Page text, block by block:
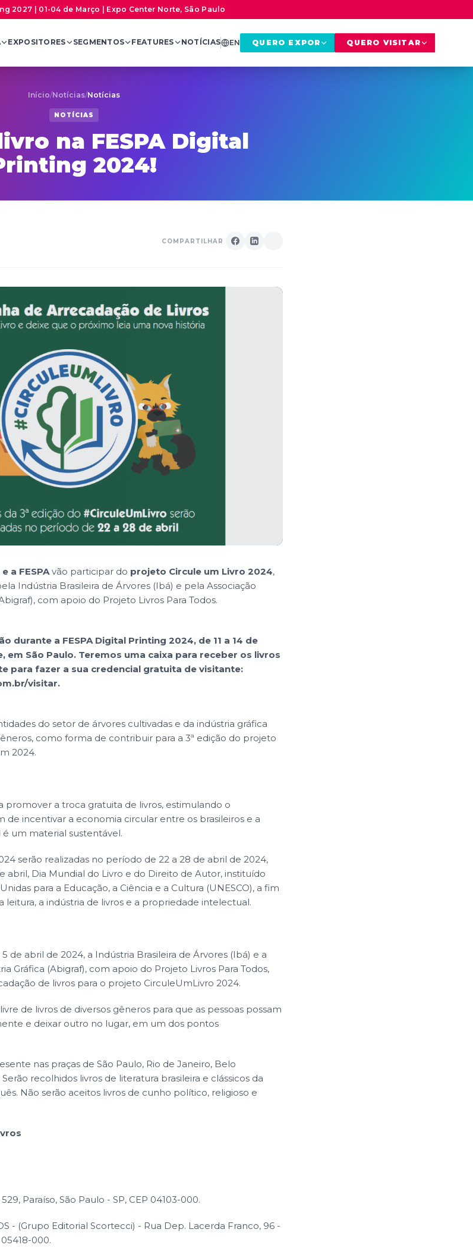
2027 | 01-04 de Março | Expo Center Norte, São Paulo
EXPOSITORES SEGMENTOS FEATURES NOTÍCIAS EN QUERO EXPOR QUERO VISITAR
Início/Notícias/Notícias
NOTÍCIAS
na FESPA Digital
2024!
COMPARTILHAR
a FESPAvão participar do projeto Circule um Livro 2024,
Indústria Brasileira de Árvores (Ibá) e pela Associação
com apoio do Projeto Livros Para Todos.
durante a FESPA Digital Printing 2024, de 11 a 14 de
em São Paulo. Teremos uma caixa para receber os livros
para fazer a sua credencial gratuita de visitante:
visitar.
do setor de árvores cultivadas e da indústria gráfica
como forma de contribuir para a 3ª edição do projeto
2024.
promover a troca gratuita de livros, estimulando o
de incentivar a economia circular entre os brasileiros e a
um material sustentável.
serão realizadas no período de 22 a 28 de abril de 2024,
abril, Dia Mundial do Livro e do Direito de Autor, instituído
para a Educação, a Ciência e a Cultura (UNESCO), a fim
leitura, a indústria de livros e a propriedade intelectual.
de abril de 2024, a Indústria Brasileira de Árvores (Ibá) e a
Gráfica (Abigraf), com apoio do Projeto Livros Para Todos,
de livros para o projeto CirculeUmLivro 2024.
de livros de diversos gêneros para que as pessoas possam
e deixar outro no lugar, em um dos pontos
nas praças de São Paulo, Rio de Janeiro, Belo
recolhidos livros de literatura brasileira e clássicos da
Não serão aceitos livros de cunho político, religioso e
Paraíso, São Paulo - SP, CEP 04103-000.
- (Grupo Editorial Scortecci) - Rua Dep. Lacerda Franco, 96 -
000.